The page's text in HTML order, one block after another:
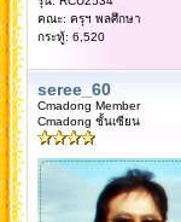
คณะ: ครุฯ พลศึกษา
กระทู้: 6,520
seree_60
Cmadong Member
Cmadong ชั้นเซียน